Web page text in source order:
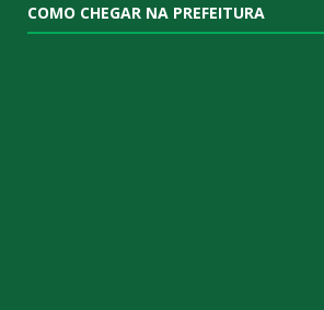
COMO CHEGAR NA PREFEITURA